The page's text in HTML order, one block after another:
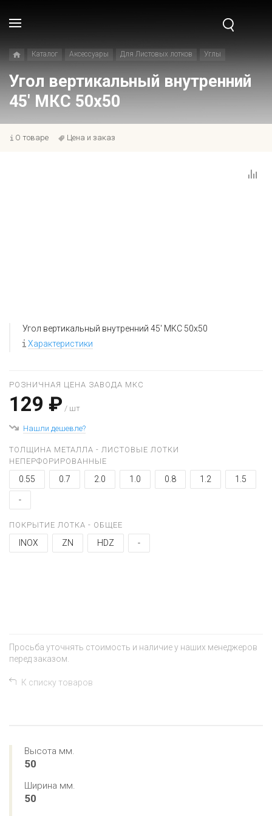
Каталог Аксессуары Для Листовых лотков Углы
Угол вертикальный внутренний
45' МКС 50x50
О товаре Цена и заказ
Угол вертикальный внутренний 45' МКС 50x50
Характеристики
РОЗНИЧНАЯ ЦЕНА ЗАВОДА МКС
129 ₽ / шт
Нашли дешевле?
ТОЛЩИНА МЕТАЛЛА - ЛИСТОВЫЕ ЛОТКИ
НЕПЕРФОРИРОВАННЫЕ
0.55 0.7 2.0 1.0 0.8 1.2 1.5
-
ПОКРЫТИЕ ЛОТКА - ОБЩЕЕ
INOX ZN HDZ -
Просьба уточнять стоимость и наличие у наших менеджеров
перед заказом.
К списку товаров
Высота мм.
50
Ширина мм.
50